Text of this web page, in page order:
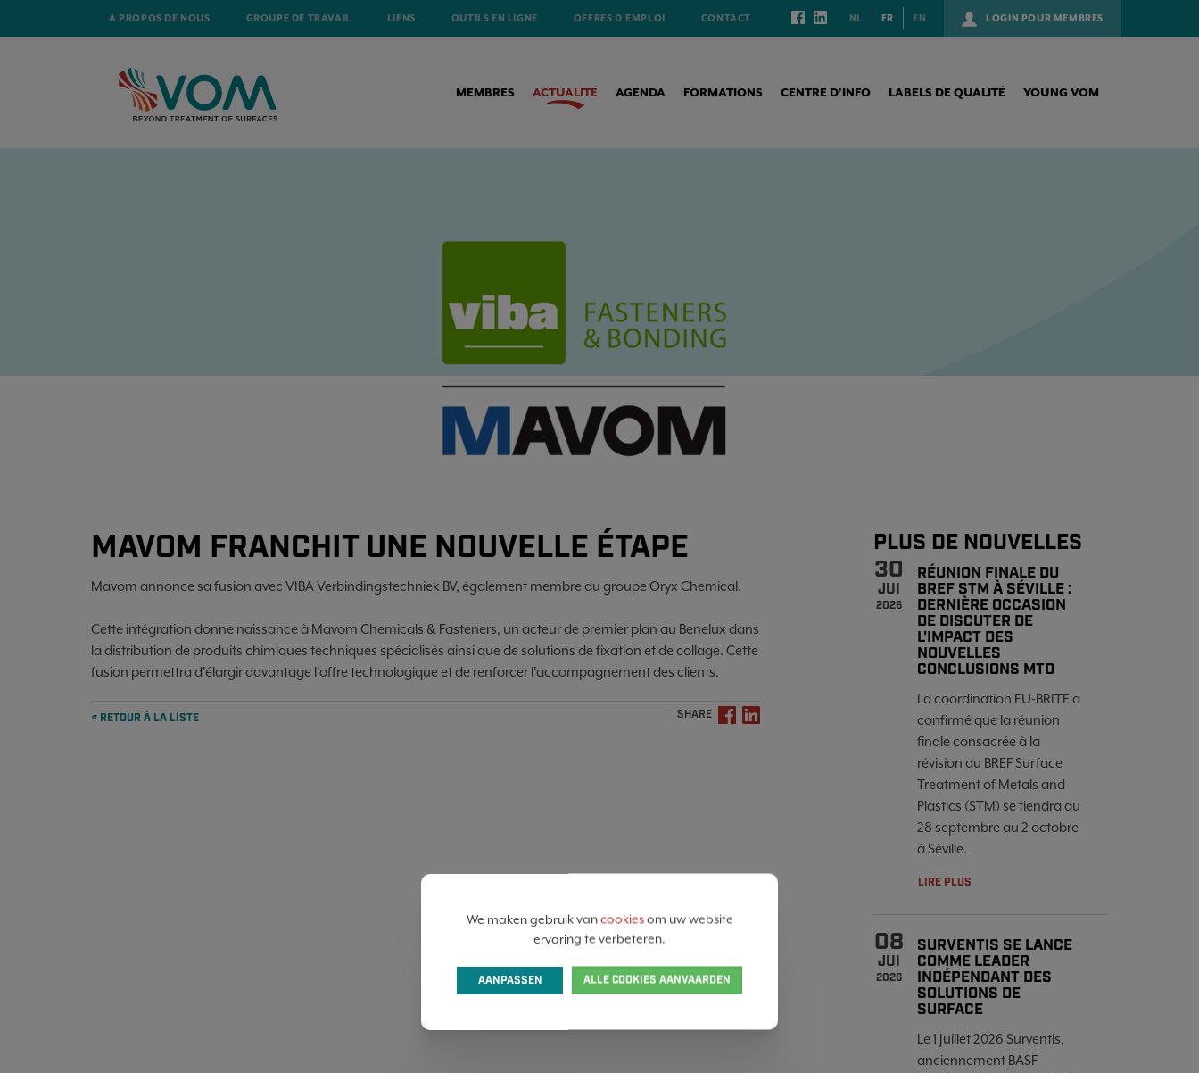
A PROPOS DE NOUS GROUPE DE TRAVAIL LIENS OUTILS EN LIGNE OFFRES D'EMPLOI CONTACT LOGIN POUR MEMBRES
NL FR EN
MEMBRES ACTUALITÉ AGENDA FORMATIONS CENTRE D’INFO LABELS DE QUALITÉ YOUNG VOM
ACCUEIL ACTUALITÉ MAVOM FRANCHIT UNE NOUVELLE ÉTAPE
MAVOM FRANCHIT UNE NOUVELLE ÉTAPE
Mavom annonce sa fusion avec VIBA Verbindingstechniek BV, également membre du groupe Oryx Chemical.
Cette intégration donne naissance à Mavom Chemicals & Fasteners, un acteur de premier plan au Benelux dans
la distribution de produits chimiques techniques spécialisés ainsi que de solutions de fixation et de collage. Cette
fusion permettra d'élargir davantage l'offre technologique et de renforcer l'accompagnement des clients.
« RETOUR À LA LISTE SHARE
PLUS DE NOUVELLES
30
JUI
2026
RÉUNION FINALE DU
BREF STM À SÉVILLE :
DERNIÈRE OCCASION
DE DISCUTER DE
L'IMPACT DES
NOUVELLES
CONCLUSIONS MTD
La coordination EU-BRITE a
confirmé que la réunion
finale consacrée à la
révision du BREF Surface
Treatment of Metals and
Plastics (STM) se tiendra du
28 septembre au 2 octobre
à Séville.
LIRE PLUS
08
JUI
2026
SURVENTIS SE LANCE
COMME LEADER
INDÉPENDANT DES
SOLUTIONS DE
SURFACE
Le 1 Juillet 2026 Surventis,
anciennement BASF
We maken gebruik vancookiesom uw website
ervaring te verbeteren.
AANPASSEN ALLE COOKIES AANVAARDEN